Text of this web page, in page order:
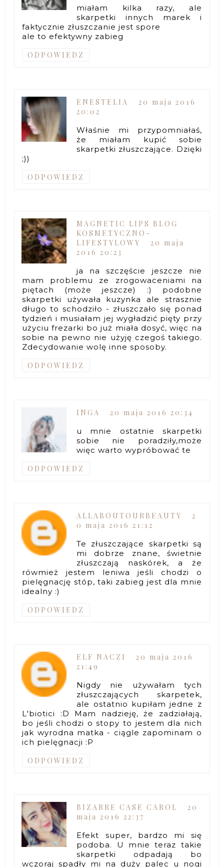
miałam kilka razy, ale
skarpetki innych marek i
faktycznie złuszczanie jest spore
ale to efektywny zabieg
ODPOWIEDZ
ENESTELIA
20 maja 2016
20:02
Właśnie mi przypomniałaś,
że miałam kupić sobie
skarpetki złuszczające. Dzięki
;))
ODPOWIEDZ
MAGNETIC LIPS BLOG
KOSMETYCZNO-
LIFESTYLOWY
20 maja
2016 20:23
ja na szczęście jeszcze nie
mam problemu ze zrogowaceniami na
piętach (może jeszcze) :) podobne
skarpetki używała kuzynka ale strasznie
długo to schodziło - złuszczało się ponad
tydzień i musiałam jej wygładzić pięty przy
użyciu frezarki bo już miała dosyć, więc na
sobie na pewno nie użyję czegoś takiego.
Zdecydowanie wolę inne sposoby.
ODPOWIEDZ
INGA
20 maja 2016 20:34
u mnie ostatnie skarpetki
sobie nie poradziły,może
więc warto wypróbować te
ODPOWIEDZ
ALLABOUTOURBEAUTY
2
0 maja 2016 21:12
Te złuszczające skarpetki są
mi dobrze znane, świetnie
złuszczają naskórek, a że
rówmież jestem leniwa jeśli chodzi o
pielęgnację stóp, taki zabieg jest dla mnie
idealny :)
ODPOWIEDZ
ELF NACZI
20 maja 2016
21:49
Nigdy nie używałam tych
złuszczających skarpetek,
ale ostatnio kupiłam jedne z
L'biotici :D Mam nadzieję, że zadziałają,
bo jeśli chodzi o stopy to jestem dla nich
jak wyrodna matka - ciągle zapominam o
ich pielęgnacji :P
ODPOWIEDZ
BIZARRE CASE CAROL
20
maja 2016 22:37
Efekt super, bardzo mi się
podoba. U mnie teraz takie
skarpetki odpadają bo
wczoraj spadły mi na duży palec u nogi